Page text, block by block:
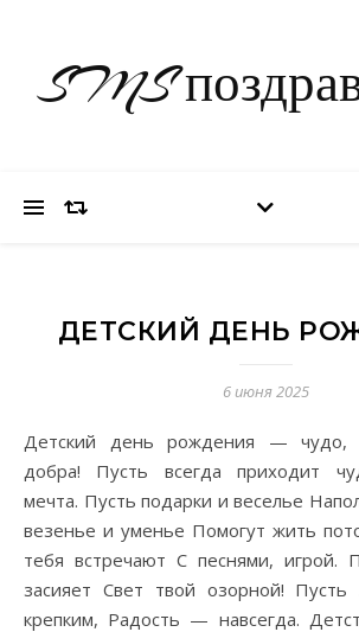
SMS
ДЕТСКИЙ ДЕНЬ
6 июня 2025
Детский день рождения — чудо, Смеха, радости,
добра! Пусть всегда приходит
мечта. Пусть подарки и веселье
везенье и уменье Помогут жить
тебя встречают С песнями, игрой.
засияет Свет твой озорной! Пусть
крепким, Радость — навсегда.